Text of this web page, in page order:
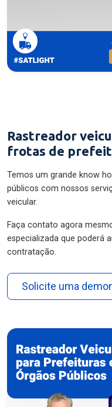
Rastreador
frotas de
Temos um grande know
públicos com nossos
veicular.
Faça contato agora
especializada que poderá
contratação.
Solicite uma